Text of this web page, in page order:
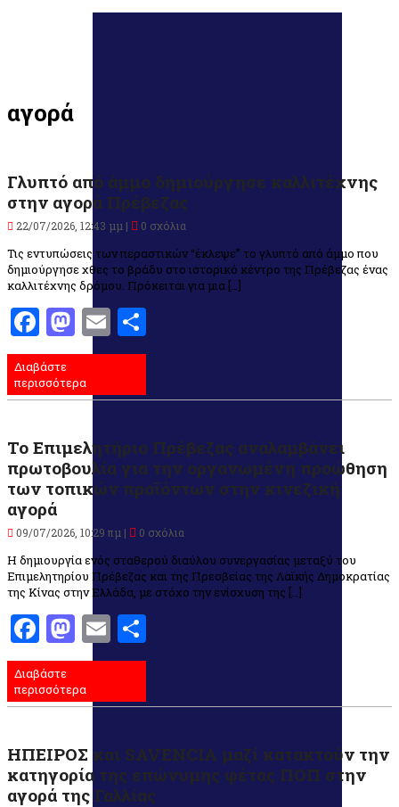
αγορά
Γλυπτό από άμμο δημιούργησε καλλιτέχνης
στην αγορά Πρέβεζας
22/07/2026, 12:43 μμ | 0 σχόλια
Τις εντυπώσεις των περαστικών “έκλεψε” το γλυπτό από άμμο που
δημιούργησε χθες το βράδυ στο ιστορικό κέντρο της Πρέβεζας ένας
καλλιτέχνης δρόμου. Πρόκειται για μια […]
Facebook
Mastodon
Email
Διαβάστε
περισσότερα
Το Επιμελητήριο Πρέβεζας αναλαμβάνει
πρωτοβουλία για την οργανωμένη προώθηση
των τοπικών προϊόντων στην κινεζική
αγορά
09/07/2026, 10:29 πμ | 0 σχόλια
Η δημιουργία ενός σταθερού διαύλου συνεργασίας μεταξύ του
Επιμελητηρίου Πρέβεζας και της Πρεσβείας της Λαϊκής Δημοκρατίας
της Κίνας στην Ελλάδα, με στόχο την ενίσχυση της […]
Facebook
Mastodon
Email
Διαβάστε
περισσότερα
ΗΠΕΙΡΟΣ και SAVENCIA μαζί κατακτούν την
κατηγορία της επώνυμης φέτας ΠΟΠ στην
αγορά της Γαλλίας